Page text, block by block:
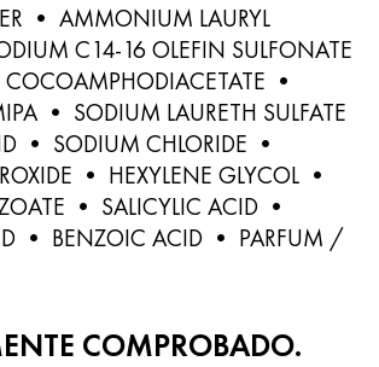
• AMMONIUM LAURYL
C14-16 OLEFIN SULFONATE
•
• SODIUM LAURETH SULFATE
• SODIUM CHLORIDE •
• HEXYLENE GLYCOL •
• SALICYLIC ACID •
• BENZOIC ACID • PARFUM /
COMPROBADO.